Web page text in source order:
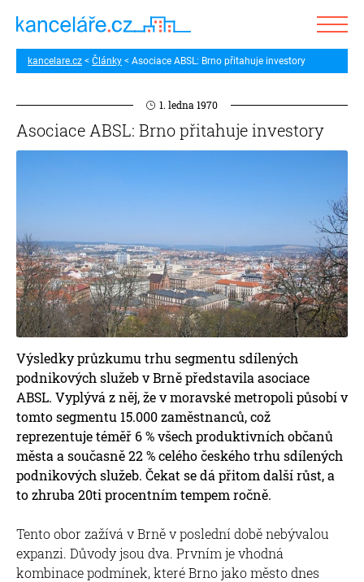
kancelare.cz Články Asociace ABSL: Brno přitahuje investory
1. ledna 1970
Asociace ABSL: Brno přitahuje investory
Výsledky průzkumu trhu segmentu sdílených
podnikových služeb v Brně představila asociace
ABSL. Vyplývá z něj, že v moravské metropoli působí v
tomto segmentu 15.000 zaměstnanců, což
reprezentuje téměř 6 % všech produktivních občanů
města a současně 22 % celého českého trhu sdílených
podnikových služeb. Čekat se dá přitom další růst, a
to zhruba 20ti procentním tempem ročně.
Tento obor zažívá v Brně v poslední době nebývalou
expanzi. Důvody jsou dva. Prvním je vhodná
kombinace podmínek, které Brno jako město dnes